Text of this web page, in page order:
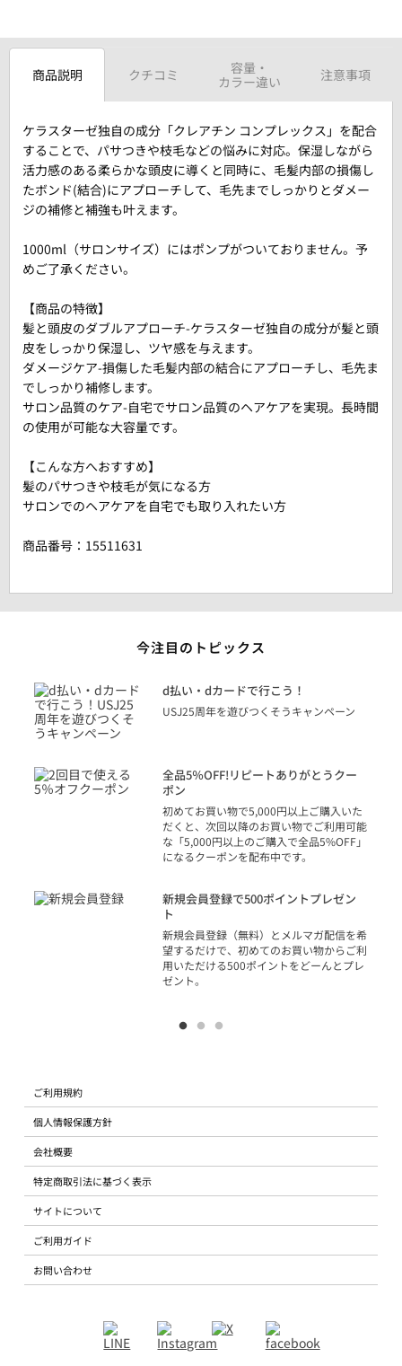
商品説明 クチコミ
容量・
カラー違い
注意事項
ケラスターゼ独自の成分「クレアチン コンプレックス」を配合
することで、パサつきや枝毛などの悩みに対応。保湿しながら
活力感のある柔らかな頭皮に導くと同時に、毛髪内部の損傷し
たボンド(結合)にアプローチして、毛先までしっかりとダメー
ジの補修と補強も叶えます。
1000ml（サロンサイズ）にはポンプがついておりません。予
めご了承ください。
【商品の特徴】
髪と頭皮のダブルアプローチ-ケラスターゼ独自の成分が髪と頭
皮をしっかり保湿し、ツヤ感を与えます。
ダメージケア-損傷した毛髪内部の結合にアプローチし、毛先ま
でしっかり補修します。
サロン品質のケア-自宅でサロン品質のヘアケアを実現。長時間
の使用が可能な大容量です。
【こんな方へおすすめ】
髪のパサつきや枝毛が気になる方
サロンでのヘアケアを自宅でも取り入れたい方
商品番号： 15511631
今注目のトピックス
d払い・dカードで行こう！
USJ25周年を遊びつくそうキャンペーン
全品5％OFF!リピートありがとうクー
ポン
初めてお買い物で5,000円以上ご購入いた
だくと、次回以降のお買い物でご利用可能
な「5,000円以上のご購入で全品5%OFF」
になるクーポンを配布中です。
新規会員登録で500ポイントプレゼン
ト
新規会員登録（無料）とメルマガ配信を希
望するだけで、初めてのお買い物からご利
用いただける500ポイントをどーんとプレ
ゼント。
ご利用規約
個人情報保護方針
会社概要
特定商取引法に基づく表示
サイトについて
ご利用ガイド
お問い合わせ